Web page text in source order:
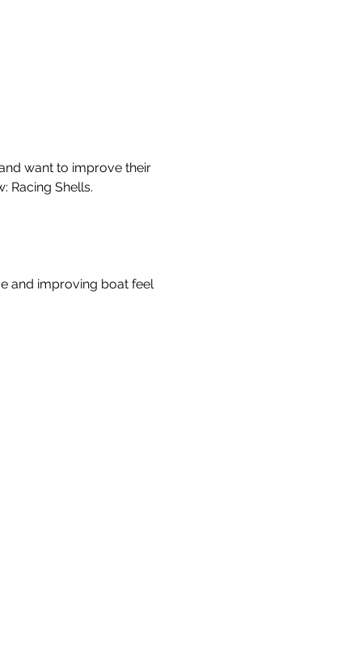
want to improve their
Racing Shells.
and improving boat feel